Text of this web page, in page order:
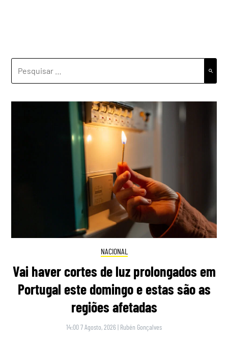
POR:
NACIONAL
Vai haver cortes de luz prolongados em
Portugal este domingo e estas são as
regiões afetadas
14:00 7 Agosto, 2026 | Rubén Gonçalves